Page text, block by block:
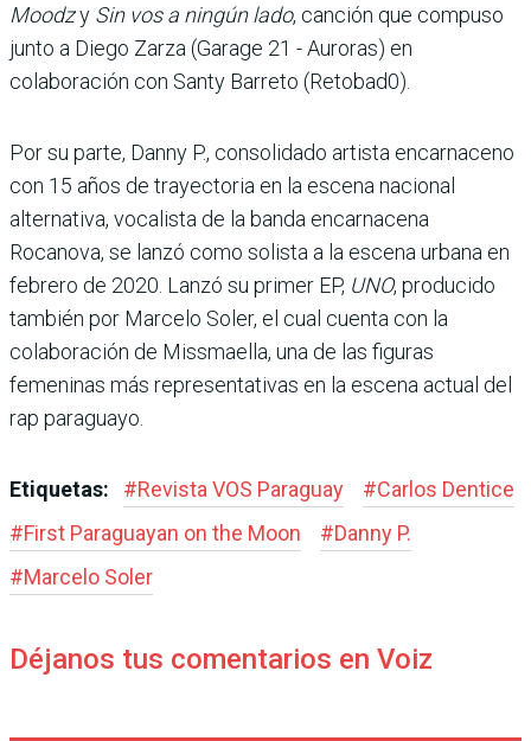
Moodzy Sin vos a ningún lado, canción que compuso
junto a Diego Zarza (Garage 21 - Auroras) en
colaboración con Santy Barreto (Retobad0).
Por su parte, Danny P., consolidado artista encarnaceno
con 15 años de trayectoria en la escena nacional
alternativa, vocalista de la banda encarnacena
Rocanova, se lanzó como solista a la escena urbana en
febrero de 2020. Lanzó su primer EP, UNO, producido
también por Marcelo Soler, el cual cuenta con la
colaboración de Missmaella, una de las figuras
femeninas más representativas en la escena actual del
rap paraguayo.
Etiquetas: #Revista VOS Paraguay #Carlos Dentice
#First Paraguayan on the Moon #Danny P.
#Marcelo Soler
Déjanos tus comentarios en Voiz